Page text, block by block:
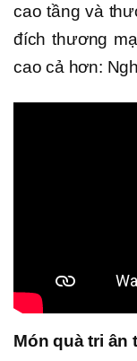
cao tầng và
đích thương
cao cả hơn:
Món quà tri ân